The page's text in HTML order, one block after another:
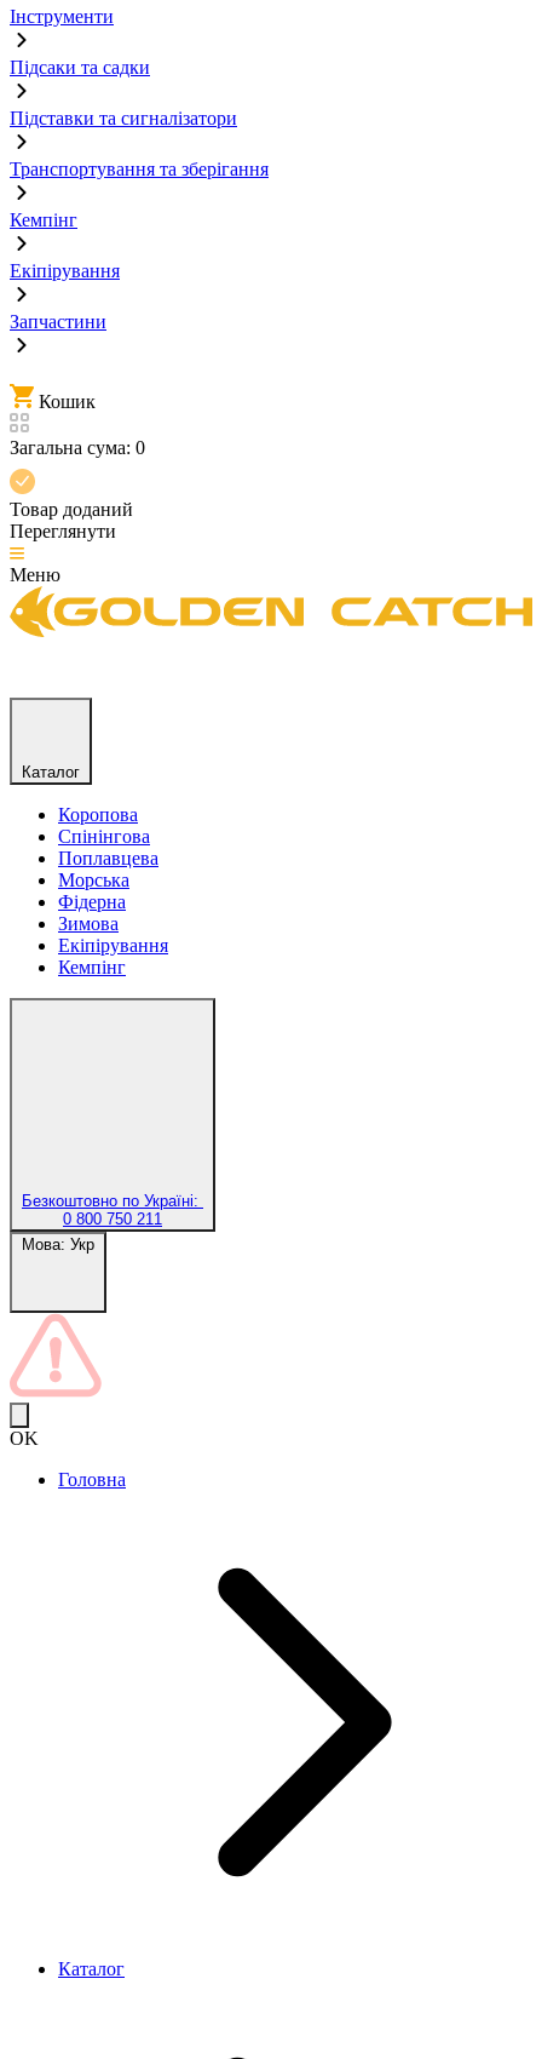
Інструменти
Підсаки та садки
Підставки та сигналізатори
Транспортування та зберігання
Кемпінг
Екіпірування
Запчастини
Кошик
Загальна сума: 0
Товар доданий
Переглянути
Меню
Каталог
Коропова
Спінінгова
Поплавцева
Морська
Фідерна
Зимова
Екіпірування
Кемпінг
Безкоштовно по Україні:
0 800 750 211
Мова: Укр
OK
Головна
Каталог